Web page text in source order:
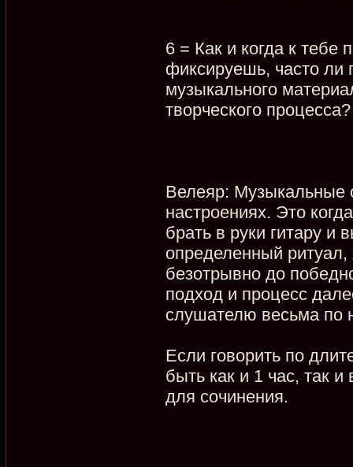
6 = Как и когда к тебе
фиксируешь, часто ли
музыкального
творческого процесса?
Велеяр: Музыкальные
настроениях. Это
брать в руки гитару и
определенный ритуал,
безотрывно до
подход и процесс
слушателю весьма по
Если говорить по
быть как и 1 час, так
для сочинения.